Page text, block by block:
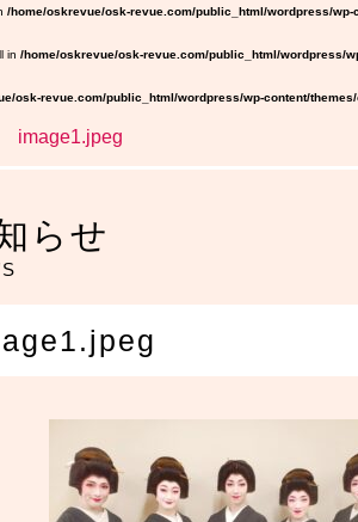
/home/oskrevue/osk-revue.com/public_html/wordpress/
in /home/oskrevue/osk-revue.com/public_html/wordpress/
osk-revue.com/public_html/wordpress/wp-content/
image1.jpeg
らせ